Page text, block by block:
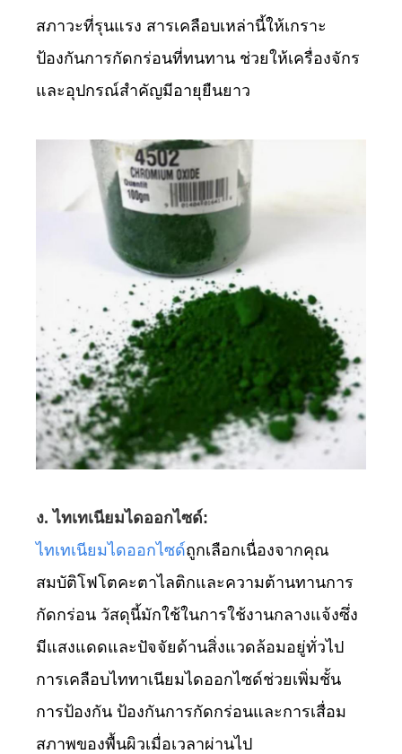
สภาวะที่รุนแรง สารเคลือบเหล่านี้ให้เกราะ
ป้องกันการกัดกร่อนที่ทนทาน ช่วยให้เครื่องจักร
และอุปกรณ์สำคัญมีอายุยืนยาว
ง. ไทเทเนียมไดออกไซด์:
ไทเทเนียมไดออกไซด์ถูกเลือกเนื่องจากคุณ
สมบัติโฟโตคะตาไลติกและความต้านทานการ
กัดกร่อน วัสดุนี้มักใช้ในการใช้งานกลางแจ้งซึ่ง
มีแสงแดดและปัจจัยด้านสิ่งแวดล้อมอยู่ทั่วไป
การเคลือบไททาเนียมไดออกไซด์ช่วยเพิ่มชั้น
การป้องกัน ป้องกันการกัดกร่อนและการเสื่อม
สภาพของพื้นผิวเมื่อเวลาผ่านไป